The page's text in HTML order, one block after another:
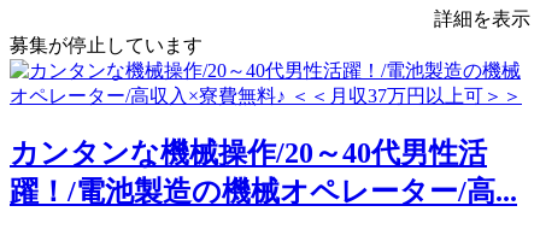
詳細を表示
募集が停止しています
カンタンな機械操作/20～40代男性活
躍！/電池製造の機械オペレーター/高...